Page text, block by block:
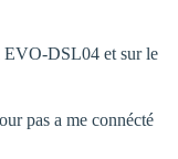
EVO-DSL04 et sur le
pas a me connécté